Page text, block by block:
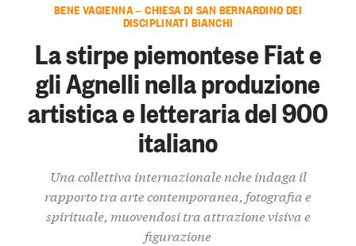
BENE VAGIENNA — CHIESA DI SAN BERNARDINO DEI
DISCIPLINATI BIANCHI
La stirpe piemontese Fiat e
gli Agnelli nella produzione
artistica e letteraria del 900
italiano
Una collettiva internazionale nche indaga il
rapporto tra arte contemporanea, fotografia e
spirituale, muovendosi tra attrazione visiva e
figurazione